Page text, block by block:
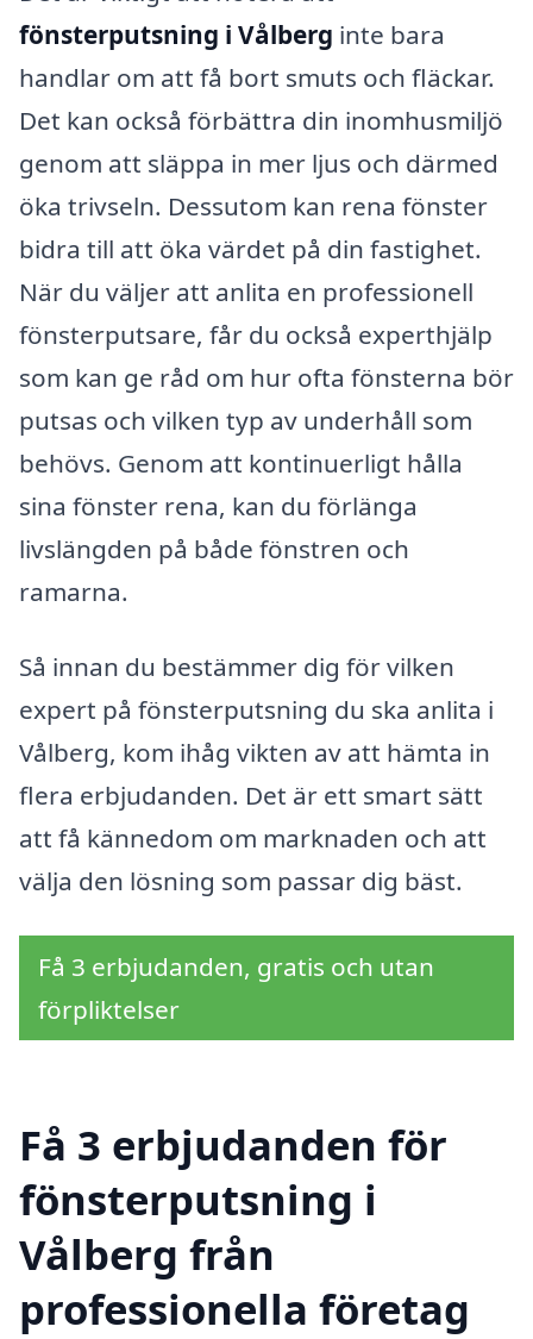
fönsterputsning i Vålberg inte bara
handlar om att få bort smuts och fläckar.
Det kan också förbättra din inomhusmiljö
genom att släppa in mer ljus och därmed
öka trivseln. Dessutom kan rena fönster
bidra till att öka värdet på din fastighet.
När du väljer att anlita en professionell
fönsterputsare, får du också experthjälp
som kan ge råd om hur ofta fönsterna bör
putsas och vilken typ av underhåll som
behövs. Genom att kontinuerligt hålla
sina fönster rena, kan du förlänga
livslängden på både fönstren och
ramarna.
Så innan du bestämmer dig för vilken
expert på fönsterputsning du ska anlita i
Vålberg, kom ihåg vikten av att hämta in
flera erbjudanden. Det är ett smart sätt
att få kännedom om marknaden och att
välja den lösning som passar dig bäst.
Få 3 erbjudanden, gratis och utan
förpliktelser
Få 3 erbjudanden för
fönsterputsning i
Vålberg från
professionella företag